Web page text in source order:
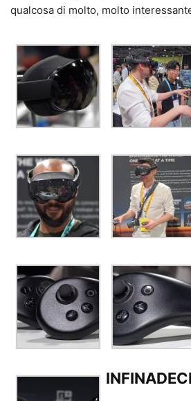
qualcosa di molto, molto